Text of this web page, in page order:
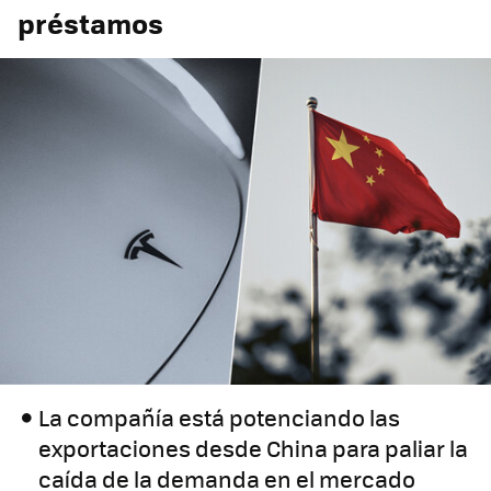
préstamos
La compañía está potenciando las
exportaciones desde China para paliar la
caída de la demanda en el mercado